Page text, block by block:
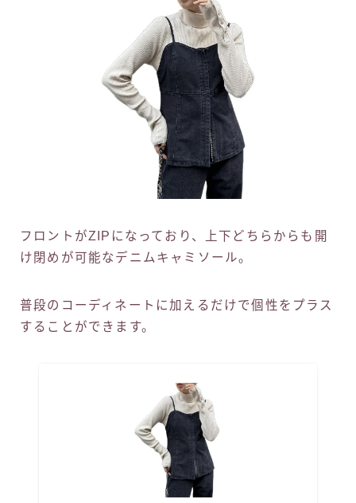
フロントがZIPになっており、上下どちらからも開
け閉めが可能なデニムキャミソール。
普段のコーディネートに加えるだけで個性をプラス
することができます。